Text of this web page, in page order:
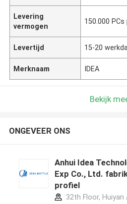
Levering
vermogen
150.000
Levertijd 15-20
Merknaam IDEA
Bekijk
ONGEVEER ONS
Anhui Idea
Exp Co., Ltd.
profiel
32th Floor, Huiyan